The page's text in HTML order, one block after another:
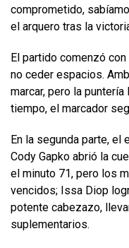
comprometido,
el arquero tras la
El partido comenzó
no ceder espacios.
marcar, pero la
tiempo, el marcador
En la segunda parte, el
Cody Gapko abrió la
el minuto 71, pero los
vencidos; Issa Diop
potente cabezazo,
suplementarios.